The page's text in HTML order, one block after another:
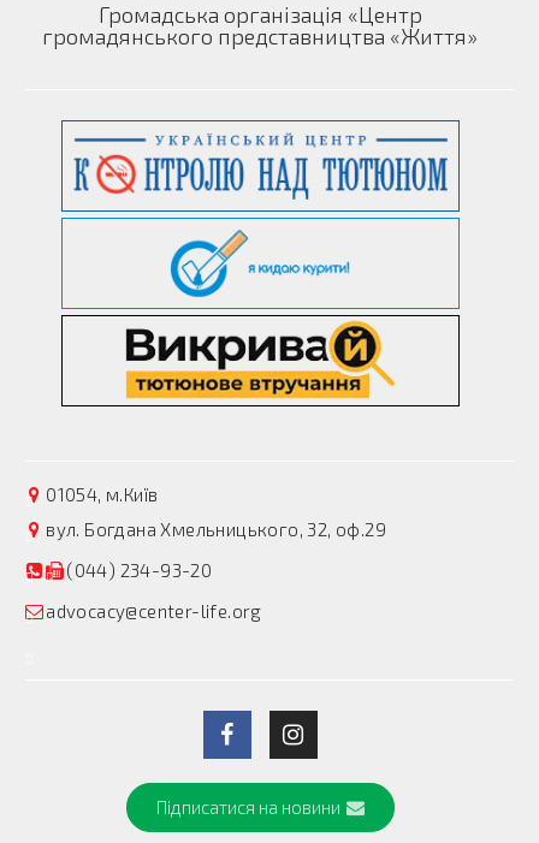
Громадська організація «Центр
громадянського представництва «Життя»
01054, м.Київ
вул. Богдана Хмельницького, 32, оф.29
(044) 234-93-20
advocacy@center-life.org
Підписатися на новини